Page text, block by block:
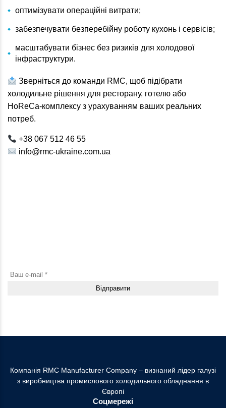
оптимізувати операційні витрати;
забезпечувати безперебійну роботу кухонь і сервісів;
масштабувати бізнес без ризиків для холодової
інфраструктури.
Зверніться до команди RMC, щоб підібрати
холодильне рішення для ресторану, готелю або
HoReCa-комплексу з урахуванням ваших реальних
потреб.
+38 067 512 46 55
info@rmc-ukraine.com.ua
Компанія RMC Manufacturer Company – визнаний лідер галузі
з виробництва промислового холодильного обладнання в
Європі
Соцмережі